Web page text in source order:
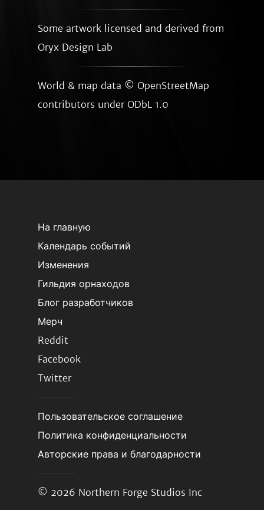
Some artwork licensed and derived from
Oryx Design Lab
World & map data © OpenStreetMap
contributors under ODbL 1.0
На главную
Календарь событий
Изменения
Гильдия орнаходов
Блог разработчиков
Мерч
Reddit
Facebook
Twitter
Пользовательское соглашение
Политика конфиденциальности
Авторские права и благодарности
© 2026 Northern Forge Studios Inc